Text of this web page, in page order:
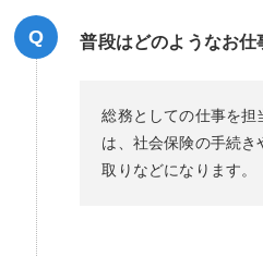
Q 普段はどのようなお仕
総務としての仕事を担
は、社会保険の手続き
取りなどになります。